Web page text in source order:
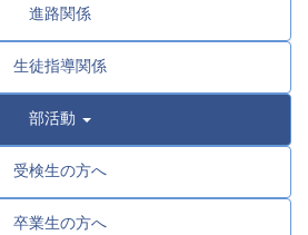
進路関係
生徒指導関係
部活動
受検生の方へ
卒業生の方へ